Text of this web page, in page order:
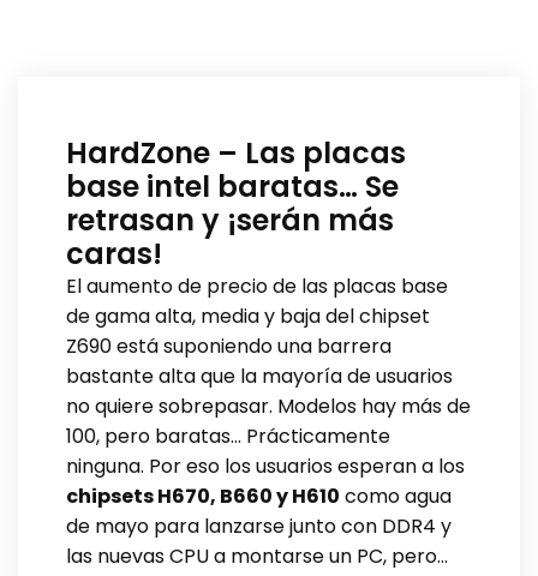
HardZone – Las placas
base intel baratas… Se
retrasan y ¡serán más
caras!
El aumento de precio de las placas base
de gama alta, media y baja del chipset
Z690 está suponiendo una barrera
bastante alta que la mayoría de usuarios
no quiere sobrepasar. Modelos hay más de
100, pero baratas… Prácticamente
ninguna. Por eso los usuarios esperan a los
chipsets H670, B660 y H610 como agua
de mayo para lanzarse junto con DDR4 y
las nuevas CPU a montarse un PC, pero…